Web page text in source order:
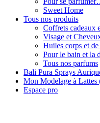
Sweet Home
Tous nos produits
Coffrets cadeaux
Visage et
Huiles corps et de
Pour le bain et la
Tous nos parfums
Bali Pura Sprays
Mon Modelage à Lattes
Espace pro